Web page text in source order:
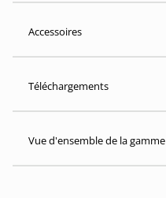
Accessoires
Téléchargements
Vue d'ensemble de la gamme